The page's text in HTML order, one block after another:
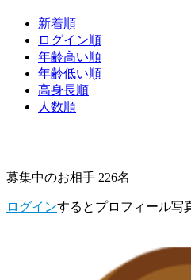
新着順
ログイン順
年齢高い順
年齢低い順
高身長順
人数順
募集中のお相手 226名
ログインするとプロフィール写